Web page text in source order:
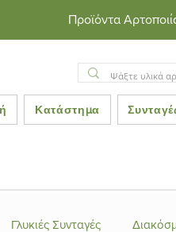
Προϊόντα
Κατάστημα
Γλυκιές Συνταγές